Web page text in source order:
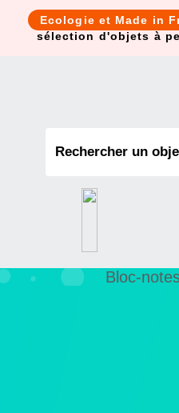
Ecologie et Made in
sélection d'objets à
Bloc-
Cookies management panel